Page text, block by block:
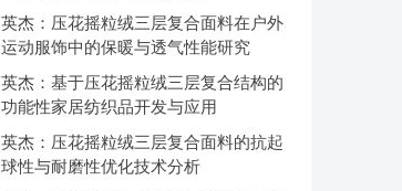
英杰：压花摇粒绒三层复合面料在户外
运动服饰中的保暖与透气性能研究
英杰：基于压花摇粒绒三层复合结构的
功能性家居纺织品开发与应用
英杰：压花摇粒绒三层复合面料的抗起
球性与耐磨性优化技术分析